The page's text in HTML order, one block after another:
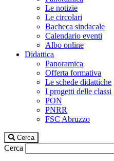
Le notizie
Le circolari
Bacheca sindacale
Calendario eventi
Albo online
Didattica
Panoramica
Offerta formativa
Le schede didattiche
I progetti delle classi
PON
PNRR
FSC Abruzzo
Cerca
Cerca